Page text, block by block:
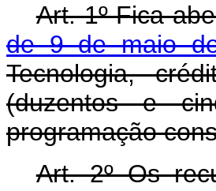
Art. 1º Fica
de 9 de maio
Tecnologia,
(duzentos e
programação
Art. 2º Os